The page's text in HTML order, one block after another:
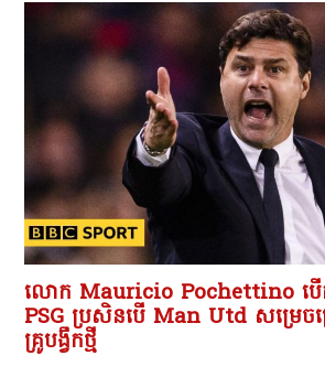
លោក Mauricio Pochettino បើ
PSG ប្រសិនបើ Man Utd សម្រេច
គ្រូបង្វឹកថ្មី